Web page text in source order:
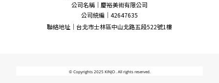
公司名稱｜慶裕美術有限公司
公司統編｜42647635
聯絡地址｜台北市士林區中山北路五段522號1樓
© Copyrights 2025 KINJO . All rights reserved.